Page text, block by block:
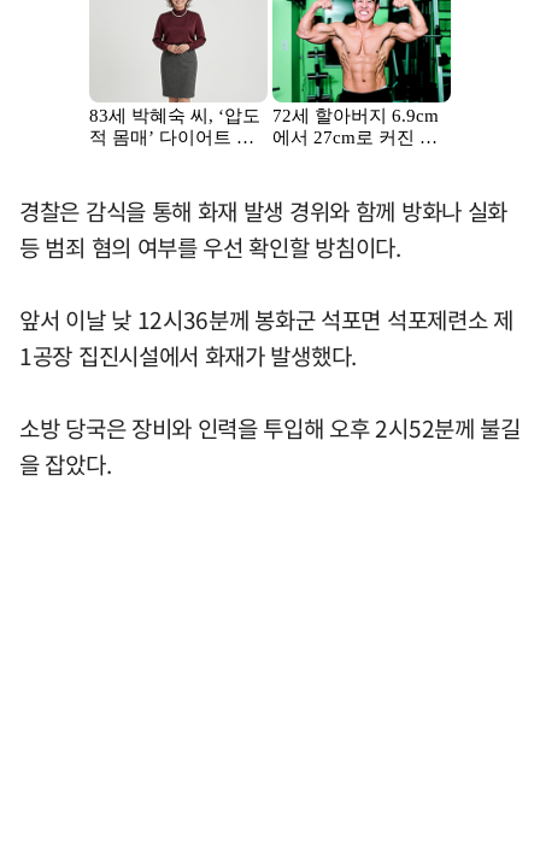
경찰은 감식을 통해 화재 발생 경위와 함께 방화나 실화
등 범죄 혐의 여부를 우선 확인할 방침이다.
앞서 이날 낮 12시36분께 봉화군 석포면 석포제련소 제
1공장 집진시설에서 화재가 발생했다.
소방 당국은 장비와 인력을 투입해 오후 2시52분께 불길
을 잡았다.